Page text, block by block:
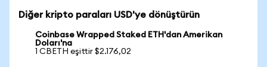
Diğer kripto paraları USD'ye dönüştürün
Coinbase Wrapped Staked ETH'dan Amerikan
Doları'na
1 CBETH eşittir $2.176,02